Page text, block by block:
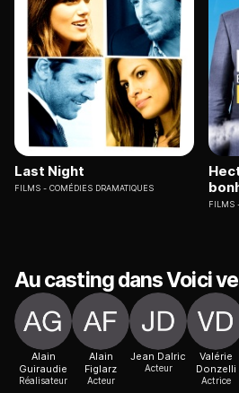
Last Night
FILMS COMÉDIES DRAMATIQUES
FILMS
Au casting dans Voici
Alain
Guiraudie
Réalisateur
Alain
Figlarz
Acteur
Jean Dalric
Acteur
Valérie
Donzelli
Actrice